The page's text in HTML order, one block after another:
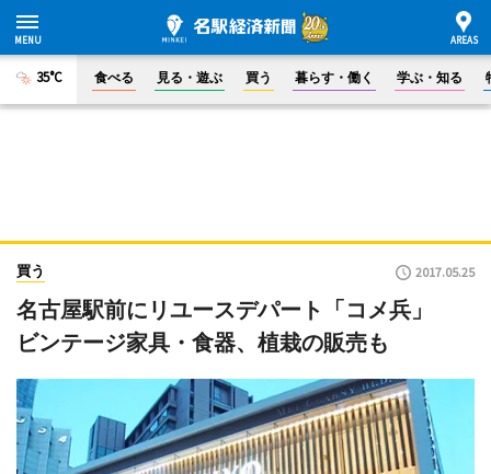
35°C 食べる 見る・遊ぶ 買う 暮らす・働く 学ぶ・知る
買う 2017.05.25
名古屋駅前にリユースデパート「コメ兵」
ビンテージ家具・食器、植栽の販売も